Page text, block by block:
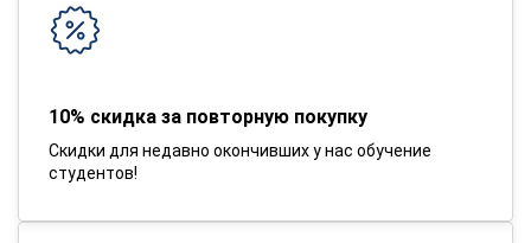
10% скидка за повторную покупку
Скидки для недавно окончивших у нас обучение
студентов!